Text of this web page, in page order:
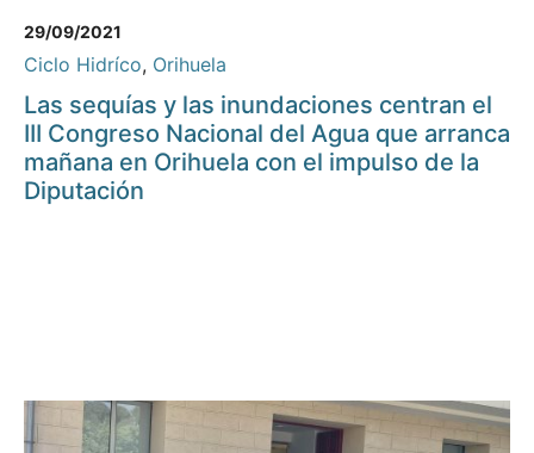
29/09/2021
Ciclo Hidríco, Orihuela
Las sequías y las inundaciones centran el
III Congreso Nacional del Agua que arranca
mañana en Orihuela con el impulso de la
Diputación